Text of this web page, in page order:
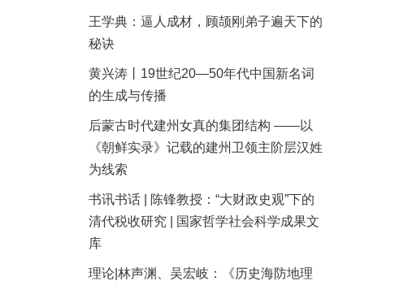
王学典：逼人成材，顾颉刚弟子遍天下的
秘诀
黄兴涛丨19世纪20—50年代中国新名词
的生成与传播
后蒙古时代建州女真的集团结构 ——以
《朝鲜实录》记载的建州卫领主阶层汉姓
为线索
书讯书话 | 陈锋教授：“大财政史观”下的
清代税收研究 | 国家哲学社会科学成果文
库
理论|林声渊、吴宏岐：《历史海防地理